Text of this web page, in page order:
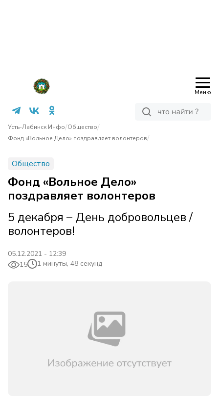
Меню
Усть-Лабинск Инфо/Общество/
Фонд «Вольное Дело» поздравляет волонтеров/
Общество
Фонд «Вольное Дело»
поздравляет волонтеров
5 декабря – День добровольцев /
волонтеров!
05.12.2021 - 12:39
15
1 минуты, 48 секунд